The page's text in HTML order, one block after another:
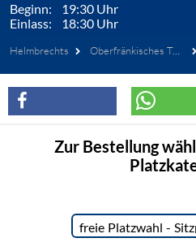
Beginn: 19:30 Uhr
Einlass: 18:30 Uhr
Helmbrechts Oberfränkisches Textilmuseum
Zur Bestellung